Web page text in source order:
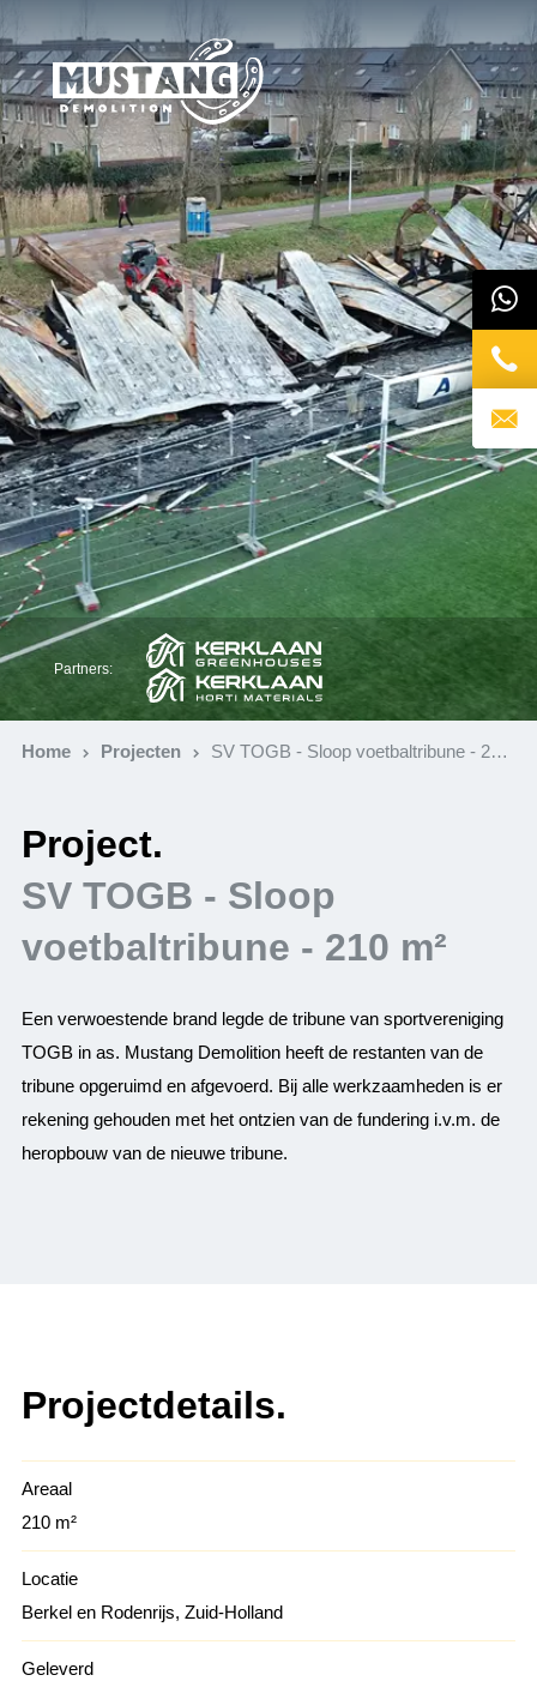
Partners:
Home Projecten SV TOGB - Sloop voetbaltribune - 210 m²
Project.
SV TOGB - Sloop
voetbaltribune - 210 m²
Een verwoestende brand legde de tribune van sportvereniging
TOGB in as. Mustang Demolition heeft de restanten van de
tribune opgeruimd en afgevoerd. Bij alle werkzaamheden is er
rekening gehouden met het ontzien van de fundering i.v.m. de
heropbouw van de nieuwe tribune.
Projectdetails.
Areaal
210 m²
Locatie
Berkel en Rodenrijs, Zuid-Holland
Geleverd